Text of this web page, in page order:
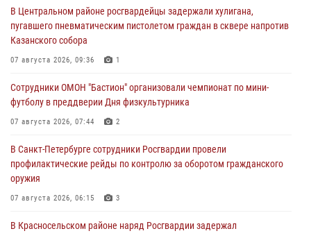
В Центральном районе росгвардейцы задержали хулигана,
пугавшего пневматическим пистолетом граждан в сквере напротив
Казанского собора
07 августа 2026, 09:36 1
Сотрудники ОМОН "Бастион" организовали чемпионат по мини-
футболу в преддверии Дня физкультурника
07 августа 2026, 07:44 2
В Санкт-Петербурге сотрудники Росгвардии провели
профилактические рейды по контролю за оборотом гражданского
оружия
07 августа 2026, 06:15 3
В Красносельском районе наряд Росгвардии задержал